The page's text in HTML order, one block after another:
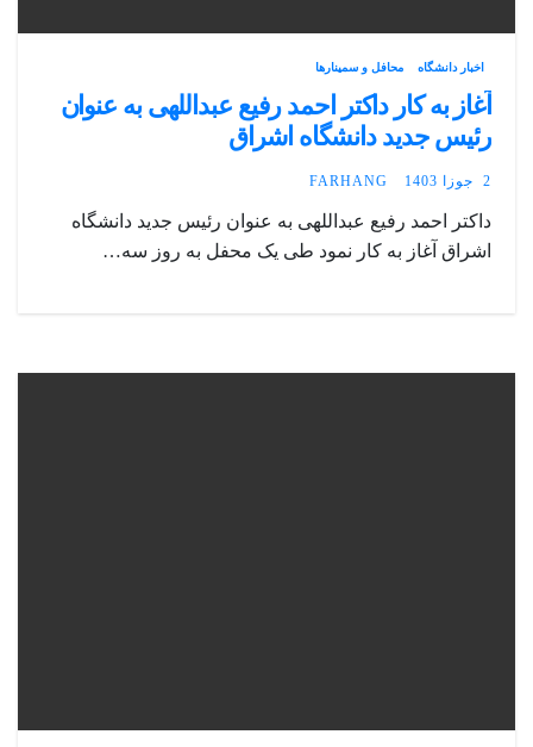
اخبار دانشگاه محافل و سمینارها
آغاز به کار داکتر احمد رفیع عبداللهی به عنوان
رئیس جدید دانشگاه اشراق
2 جوزا 1403 FARHANG
داکتر احمد رفیع عبداللهی به عنوان رئیس جدید دانشگاه
اشراق آغاز به کار نمود طی یک محفل به روز سه…